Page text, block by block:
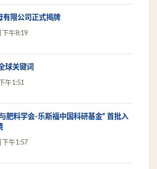
有限公司正式揭牌
下午8:19
球关键词
午1:51
肥料学会-乐斯福中国科研基金” 首批入
下午1:57